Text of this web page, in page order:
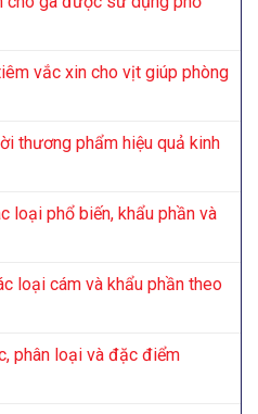
vắc xin cho vịt giúp phòng
thương phẩm hiệu quả kinh
loại phổ biến, khẩu phần và
loại cám và khẩu phần theo
phân loại và đặc điểm